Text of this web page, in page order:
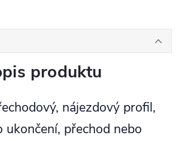
produktu
nájezdový profil,
ukončení, přechod nebo